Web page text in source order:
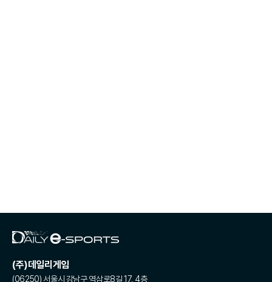
(주)데일리게임
(06250) 서울시 강남구 역삼로8길 17, 4층